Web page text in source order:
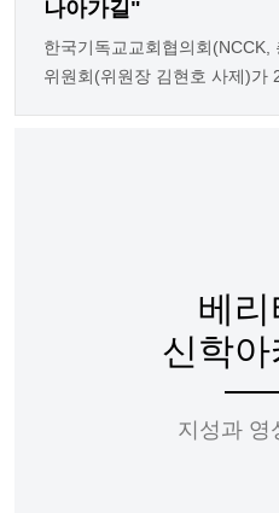
나아가길"
한국기독교교회협의회(NCCK,
위원회(위원장 김현호 사제)가
베리
신학
지성과 영